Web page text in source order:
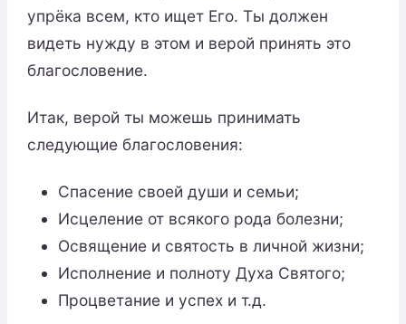
упрёка всем, кто ищет Его. Ты должен
видеть нужду в этом и верой принять это
благословение.
Итак, верой ты можешь принимать
следующие благословения:
Спасение своей души и семьи;
Исцеление от всякого рода болезни;
Освящение и святость в личной жизни;
Исполнение и полноту Духа Святого;
Процветание и успех и т.д.